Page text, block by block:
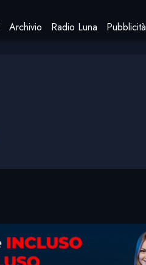
Archivio Radio Luna Pubblicità